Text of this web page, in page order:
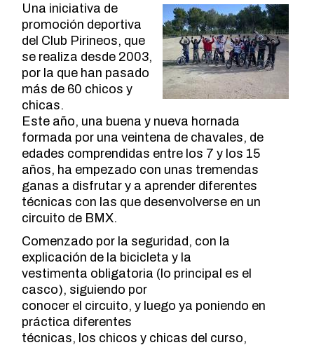
Una iniciativa de
promoción deportiva
del Club Pirineos, que
se realiza desde 2003,
por la que han pasado
más de 60 chicos y
chicas.
Este año, una buena y nueva hornada
formada por una veintena de chavales, de
edades comprendidas entre los 7 y los 15
años, ha empezado con unas tremendas
ganas a disfrutar y a aprender diferentes
técnicas con las que desenvolverse en un
circuito de BMX.
Comenzado por la seguridad, con la
explicación de la bicicleta y la
vestimenta obligatoria (lo principal es el
casco), siguiendo por
conocer el circuito, y luego ya poniendo en
práctica diferentes
técnicas, los chicos y chicas del curso,